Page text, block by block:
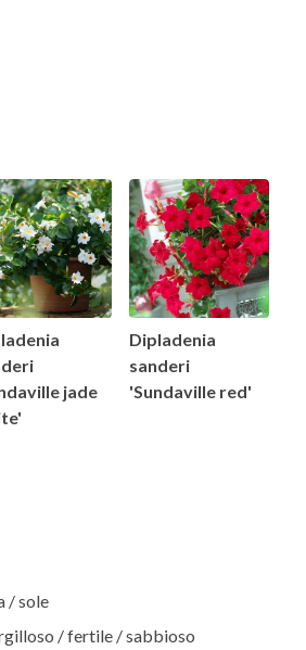
jade
Dipladenia
sanderi
'Sundaville red'
/ sole
/ fertile / sabbioso